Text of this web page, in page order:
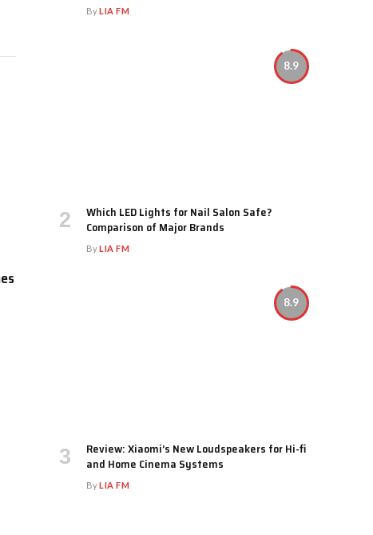
ByLIA FM
8.9
Which LED Lights for Nail Salon Safe?
Comparison of Major Brands
ByLIA FM
8.9
Review: Xiaomi’s New Loudspeakers for Hi-fi
and Home Cinema Systems
ByLIA FM